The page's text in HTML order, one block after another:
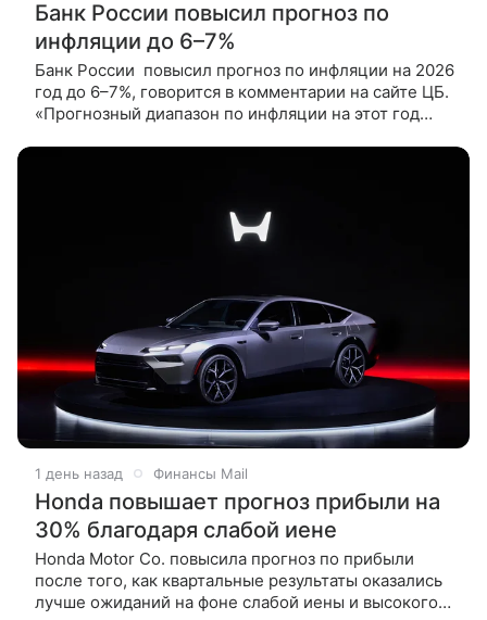
Банк России повысил прогноз по
инфляции до 6–7%
Банк России повысил прогноз по инфляции на 2026
год до 6–7%, говорится в комментарии на сайте ЦБ.
«Прогнозный диапазон по инфляции на этот год
1 день назад Финансы Mail
Honda повышает прогноз прибыли на
30% благодаря слабой иене
Honda Motor Co. повысила прогноз по прибыли
после того, как квартальные результаты оказались
лучше ожиданий на фоне слабой иены и высокого